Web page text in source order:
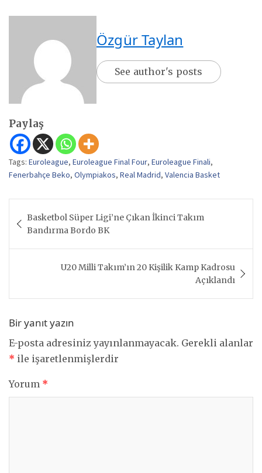
Özgür Taylan
See author's posts
Paylaş
Tags: Euroleague, Euroleague Final Four, Euroleague Finali,
Fenerbahçe Beko, Olympiakos, Real Madrid, Valencia Basket
gezinmesi
Basketbol Süper Ligi’ne Çıkan İkinci Takım
Bandırma Bordo BK
U20 Milli Takım’ın 20 Kişilik Kamp Kadrosu
Açıklandı
Bir yanıt yazın
E-posta adresiniz yayınlanmayacak. Gerekli alanlar
* ile işaretlenmişlerdir
Yorum *